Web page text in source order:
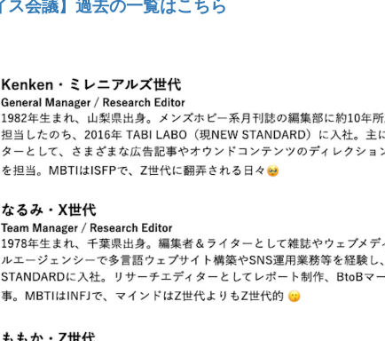
会議】過去の一覧はこちら